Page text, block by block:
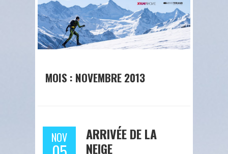
MOIS : NOVEMBRE 2013
NOV
ARRIVÉE DE LA
NEIGE